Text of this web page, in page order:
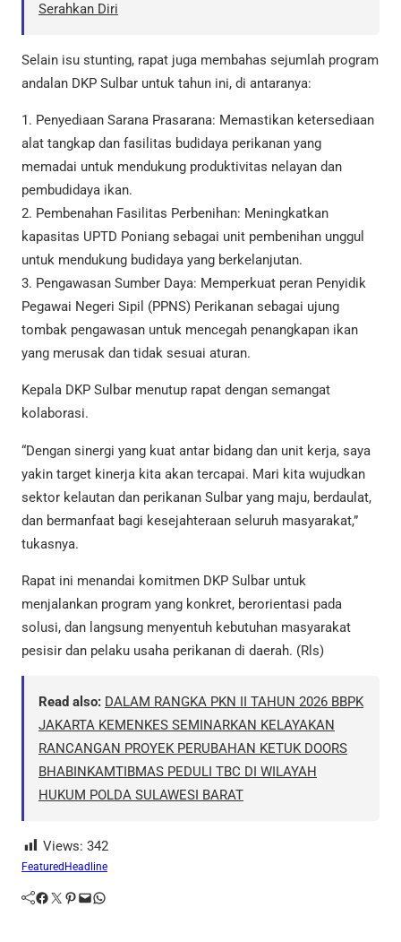
Serahkan Diri
Selain isu stunting, rapat juga membahas sejumlah program
andalan DKP Sulbar untuk tahun ini, di antaranya:
1. Penyediaan Sarana Prasarana: Memastikan ketersediaan
alat tangkap dan fasilitas budidaya perikanan yang
memadai untuk mendukung produktivitas nelayan dan
pembudidaya ikan.
2. Pembenahan Fasilitas Perbenihan: Meningkatkan
kapasitas UPTD Poniang sebagai unit pembenihan unggul
untuk mendukung budidaya yang berkelanjutan.
3. Pengawasan Sumber Daya: Memperkuat peran Penyidik
Pegawai Negeri Sipil (PPNS) Perikanan sebagai ujung
tombak pengawasan untuk mencegah penangkapan ikan
yang merusak dan tidak sesuai aturan.
Kepala DKP Sulbar menutup rapat dengan semangat
kolaborasi.
“Dengan sinergi yang kuat antar bidang dan unit kerja, saya
yakin target kinerja kita akan tercapai. Mari kita wujudkan
sektor kelautan dan perikanan Sulbar yang maju, berdaulat,
dan bermanfaat bagi kesejahteraan seluruh masyarakat,”
tukasnya.
Rapat ini menandai komitmen DKP Sulbar untuk
menjalankan program yang konkret, berorientasi pada
solusi, dan langsung menyentuh kebutuhan masyarakat
pesisir dan pelaku usaha perikanan di daerah. (Rls)
Read also: DALAM RANGKA PKN II TAHUN 2026 BBPK
JAKARTA KEMENKES SEMINARKAN KELAYAKAN
RANCANGAN PROYEK PERUBAHAN KETUK DOORS
BHABINKAMTIBMAS PEDULI TBC DI WILAYAH
HUKUM POLDA SULAWESI BARAT
Views: 342
Featured Headline
Facebook Twitter Pinterest Mail WhatsApp